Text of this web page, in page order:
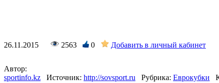
raskritikovali-
maksimovicha
26.11.2015 2563 0 Добавить в личный кабинет
Автор:
sportinfo.kz
Источник: http://sovsport.ru Рубрика: Еврокубки